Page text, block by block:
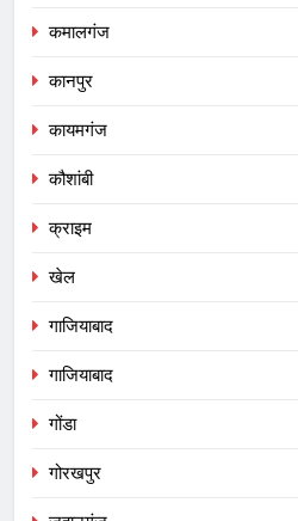
कमालगंज
कानपुर
कायमगंज
कौशांबी
क्राइम
खेल
गाजियाबाद
गाजियाबाद
गोंडा
गोरखपुर